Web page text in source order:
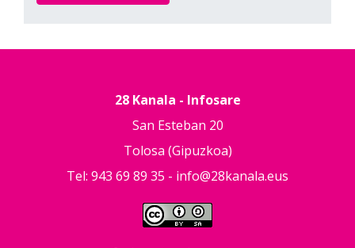
28 Kanala - Infosare
San Esteban 20
Tolosa (Gipuzkoa)
Tel: 943 69 89 35 - info@28kanala.eus